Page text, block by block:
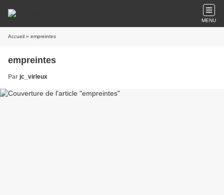
MENU
Accueil » empreintes
empreintes
Par jc_virleux